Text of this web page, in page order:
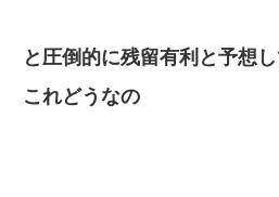
と圧倒的に残留有利と予想
これどうなの